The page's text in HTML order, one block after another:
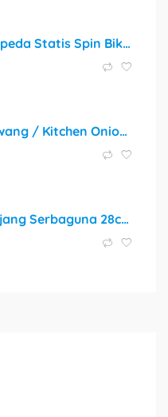
BG Sport Sepeda Statis Spin Bike: Solusi Fitness Kardio di Rumah
Pengiris Bawang / Kitchen Onion Slicer Murah
Corong Panjang Serbaguna 28cm untuk Mobil & Motor